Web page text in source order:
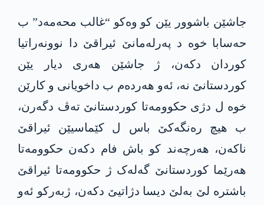
جاشێن باشوور یێن کو وەکو “غالب محەمەد” ب
حەسابا خوە د پەرلەمانێ ئیراقێ دا نوونەراتیا
کوردان دکەن، ژ جاشێن هەری دیار یێن
کوردستانێ نە، ئەو هەردەم ب داخویانی و کارێن
خوە ل دژی حکوومەتا کوردستانێ تەڤ دگەرن،
ب هیچ رەنگەکێ باس ل کێماسیێن ئیراقێ
ناکەن، هەرچەند کو باش فام دکەن حکوومەتا
هەرێما کوردستانێ گەلەک ژ حکوومەتا ئیراقێ
باشترە لێ بەلێ دیسا دژاتیێ دکەن، ژبەرکو ئەو